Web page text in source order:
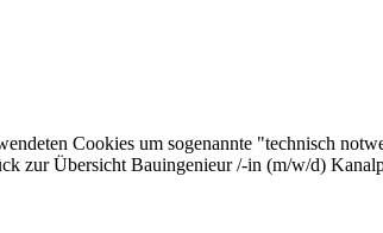
Cookies um sogenannte "technisch
zur Übersicht Bauingenieur /-in (m/w/d)